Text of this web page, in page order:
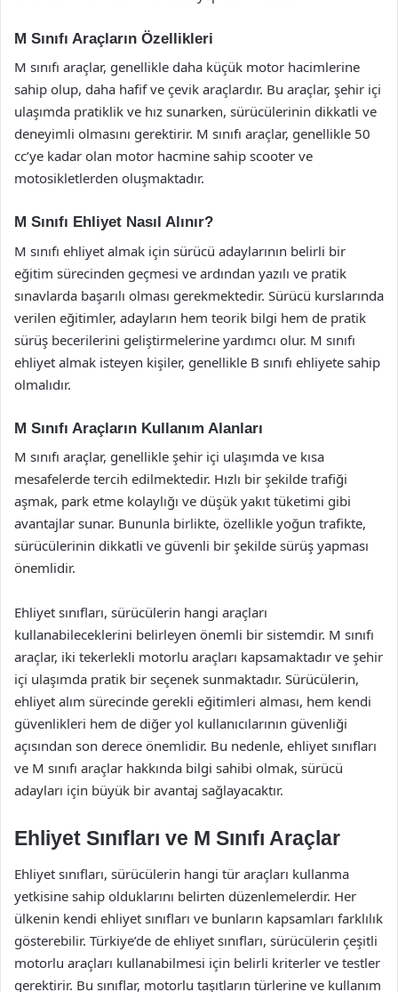
M Sınıfı Araçların Özellikleri
M sınıfı araçlar, genellikle daha küçük motor hacimlerine
sahip olup, daha hafif ve çevik araçlardır. Bu araçlar, şehir içi
ulaşımda pratiklik ve hız sunarken, sürücülerinin dikkatli ve
deneyimli olmasını gerektirir. M sınıfı araçlar, genellikle 50
cc’ye kadar olan motor hacmine sahip scooter ve
motosikletlerden oluşmaktadır.
M Sınıfı Ehliyet Nasıl Alınır?
M sınıfı ehliyet almak için sürücü adaylarının belirli bir
eğitim sürecinden geçmesi ve ardından yazılı ve pratik
sınavlarda başarılı olması gerekmektedir. Sürücü kurslarında
verilen eğitimler, adayların hem teorik bilgi hem de pratik
sürüş becerilerini geliştirmelerine yardımcı olur. M sınıfı
ehliyet almak isteyen kişiler, genellikle B sınıfı ehliyete sahip
olmalıdır.
M Sınıfı Araçların Kullanım Alanları
M sınıfı araçlar, genellikle şehir içi ulaşımda ve kısa
mesafelerde tercih edilmektedir. Hızlı bir şekilde trafiği
aşmak, park etme kolaylığı ve düşük yakıt tüketimi gibi
avantajlar sunar. Bununla birlikte, özellikle yoğun trafikte,
sürücülerinin dikkatli ve güvenli bir şekilde sürüş yapması
önemlidir.
Ehliyet sınıfları, sürücülerin hangi araçları
kullanabileceklerini belirleyen önemli bir sistemdir. M sınıfı
araçlar, iki tekerlekli motorlu araçları kapsamaktadır ve şehir
içi ulaşımda pratik bir seçenek sunmaktadır. Sürücülerin,
ehliyet alım sürecinde gerekli eğitimleri alması, hem kendi
güvenlikleri hem de diğer yol kullanıcılarının güvenliği
açısından son derece önemlidir. Bu nedenle, ehliyet sınıfları
ve M sınıfı araçlar hakkında bilgi sahibi olmak, sürücü
adayları için büyük bir avantaj sağlayacaktır.
Ehliyet Sınıfları ve M Sınıfı Araçlar
Ehliyet sınıfları, sürücülerin hangi tür araçları kullanma
yetkisine sahip olduklarını belirten düzenlemelerdir. Her
ülkenin kendi ehliyet sınıfları ve bunların kapsamları farklılık
gösterebilir. Türkiye’de de ehliyet sınıfları, sürücülerin çeşitli
motorlu araçları kullanabilmesi için belirli kriterler ve testler
gerektirir. Bu sınıflar, motorlu taşıtların türlerine ve kullanım